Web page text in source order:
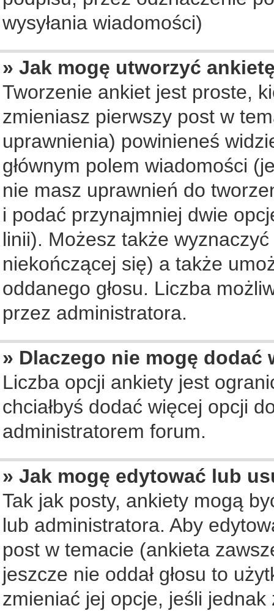
wysyłania wiadomości)
» Jak mogę utworzyć
Tworzenie ankiet jest proste,
zmieniasz pierwszy post w
uprawnienia) powinieneś
głównym polem wiadomości
nie masz uprawnień do
i podać przynajmniej dwie
linii). Możesz także
niekończącej się) a także
oddanego głosu. Liczba
przez administratora.
» Dlaczego nie mogę
Liczba opcji ankiety jest
chciałbyś dodać więcej opcji
administratorem forum.
» Jak mogę edytować lub
Tak jak posty, ankiety mogą
lub administratora. Aby
post w temacie (ankieta
jeszcze nie oddał głosu to
zmieniać jej opcje, jeśli jednak